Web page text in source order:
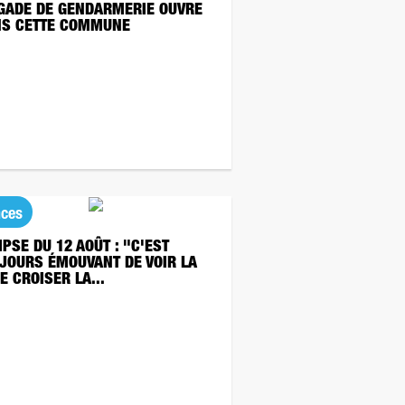
DE GENDARMERIE OUVRE
CETTE COMMUNE
DU 12 AOÛT : "C'EST
ÉMOUVANT DE VOIR LA
CROISER LA...